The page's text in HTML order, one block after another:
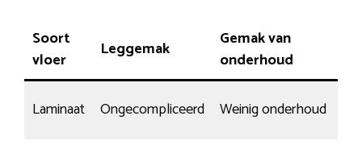
Soort
vloer
Leggemak
Gemak van
onderhoud
Laminaat Ongecompliceerd Weinig onderhoud